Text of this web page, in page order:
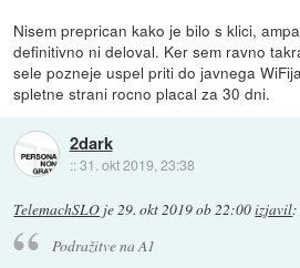
Nisem preprican kako je bilo s klici,
definitivno ni deloval. Ker sem ravno
sele pozneje uspel priti do javnega
spletne strani rocno placal za 30 dni.
2dark
::31. okt 2019, 23:38
TelemachSLO je29. okt 2019 ob 22:00izjavil:
Podražitve na A1